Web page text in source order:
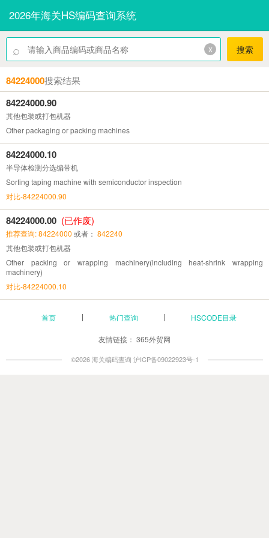
2026年海关HS编码查询系统
⌕ x 搜索
84224000搜索结果
84224000.90
其他包装或打包机器
Other packaging or packing machines
84224000.10
半导体检测分选编带机
Sorting taping machine with semiconductor inspection
对比-84224000.90
84224000.00 (已作废)
推荐查询: 84224000 或者： 842240
其他包装或打包机器
Other packing or wrapping machinery(including heat-shrink wrapping
machinery)
对比-84224000.10
首页 热门查询 HSCODE目录
友情链接： 365外贸网
©2026 海关编码查询 沪ICP备09022923号-1